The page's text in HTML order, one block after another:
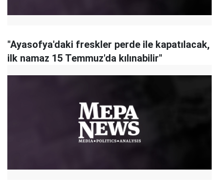
"Ayasofya'daki freskler perde ile kapatılacak,
ilk namaz 15 Temmuz'da kılınabilir"